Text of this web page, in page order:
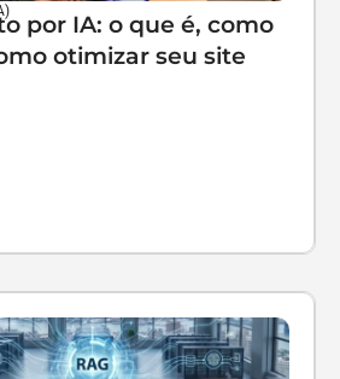
por IA: o que é, como
otimizar seu site